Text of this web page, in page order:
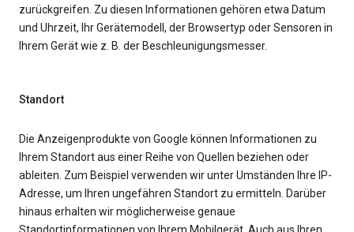
zurückgreifen. Zu diesen Informationen gehören etwa Datum
und Uhrzeit, Ihr Gerätemodell, der Browsertyp oder Sensoren in
Ihrem Gerät wie z. B. der Beschleunigungsmesser.
Standort
Die Anzeigenprodukte von Google können Informationen zu
Ihrem Standort aus einer Reihe von Quellen beziehen oder
ableiten. Zum Beispiel verwenden wir unter Umständen Ihre IP-
Adresse, um Ihren ungefähren Standort zu ermitteln. Darüber
hinaus erhalten wir möglicherweise genaue